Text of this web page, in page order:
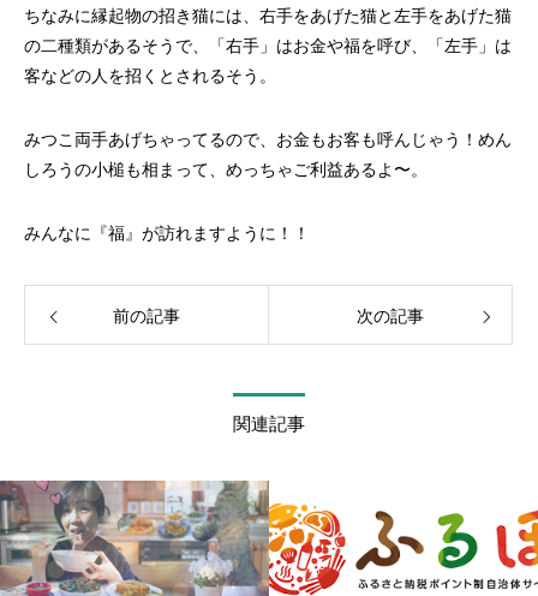
ちなみに縁起物の招き猫には、右手をあげた猫と左手をあげた猫
の二種類があるそうで、「右手」はお金や福を呼び、「左手」は
客などの人を招くとされるそう。
みつこ両手あげちゃってるので、お金もお客も呼んじゃう！めん
しろうの小槌も相まって、めっちゃご利益あるよ〜。
みんなに『福』が訪れますように！！
前の記事 次の記事
関連記事